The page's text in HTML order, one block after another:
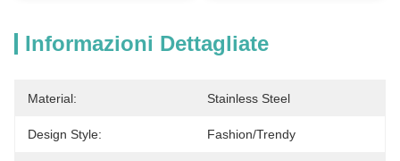
Informazioni Dettagliate
Material: Stainless Steel
Design Style: Fashion/Trendy